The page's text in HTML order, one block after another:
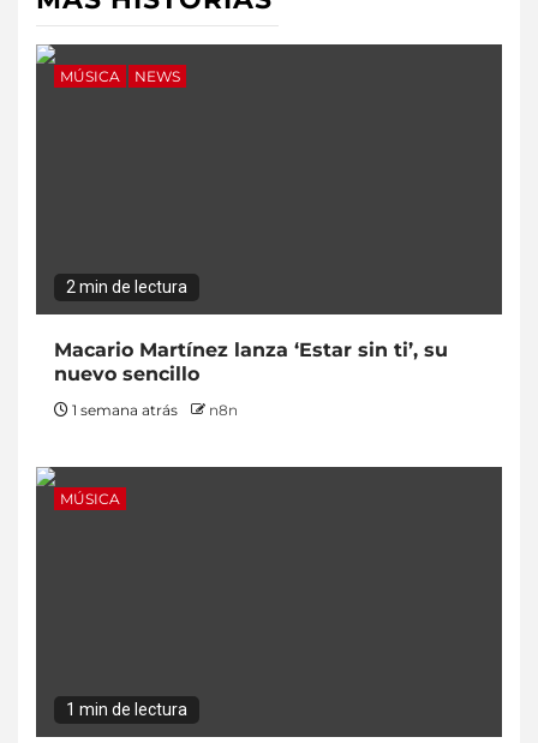
MÚSICA NEWS
2 min de lectura
Macario Martínez lanza ‘Estar sin ti’, su
nuevo sencillo
1 semana atrás n8n
MÚSICA
1 min de lectura